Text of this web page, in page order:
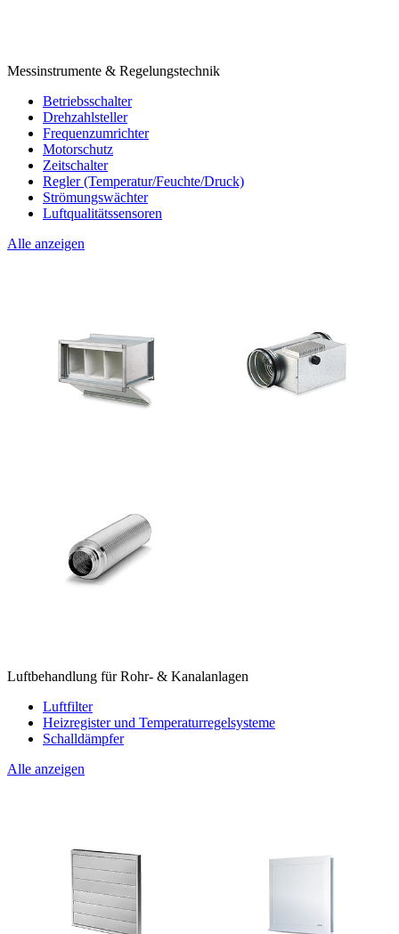
Messinstrumente & Regelungstechnik
Betriebsschalter
Drehzahlsteller
Frequenzumrichter
Motorschutz
Zeitschalter
Regler (Temperatur/Feuchte/Druck)
Strömungswächter
Luftqualitätssensoren
Alle anzeigen
Luftbehandlung für Rohr- & Kanalanlagen
Luftfilter
Heizregister und Temperaturregelsysteme
Schalldämpfer
Alle anzeigen